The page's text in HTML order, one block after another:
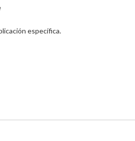
específica.